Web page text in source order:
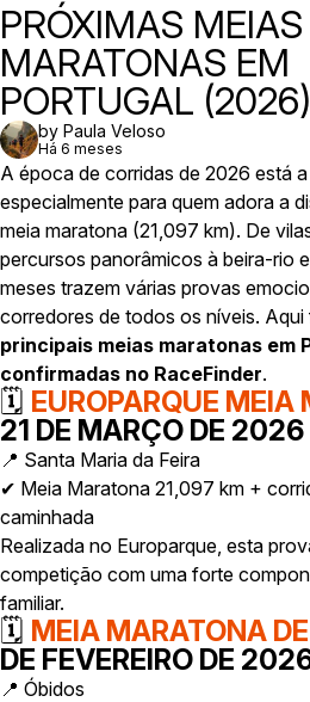
PRÓXIMAS MEIAS
MARATONAS EM
PORTUGAL (2026)
by Paula Veloso
Há 6 meses
A época de corridas de 2026 está
especialmente para quem adora a
meia maratona (21,097 km). De
percursos panorâmicos à beira-rio
meses trazem várias provas
corredores de todos os níveis.
principais meias maratonas em
confirmadas no RaceFinder.
🗓 EUROPARQUE MEIA
21 DE MARÇO DE 2026
📍 Santa Maria da Feira
✔ Meia Maratona 21,097 km +
caminhada
Realizada no Europarque, esta
competição com uma forte
familiar.
🗓 MEIA MARATONA
DE FEVEREIRO DE
📍 Óbidos